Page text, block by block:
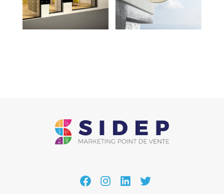
FacebookInstagramLinkedInTwitter